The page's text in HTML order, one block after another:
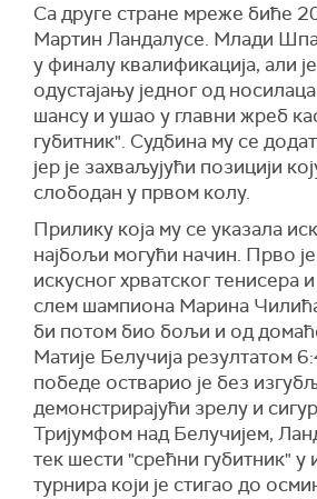
Са друге стране мреже биће
Мартин Ландалусе. Млади
у финалу квалификација, али
одустајању једног од
шансу и ушао у главни жреб
губитник". Судбина му се
јер је захваљујући позицији
слободан у првом колу.
Прилику која му се указала
најбољи могући начин. Прво
искусног хрватског тенисера
слем шампиона Марина
би потом био бољи и од
Матије Белучија резултатом
победе остварио је без
демонстрирајући зрелу и
Тријумфом над Белучијем,
тек шести "срећни губитник" у
турнира који је стигао до